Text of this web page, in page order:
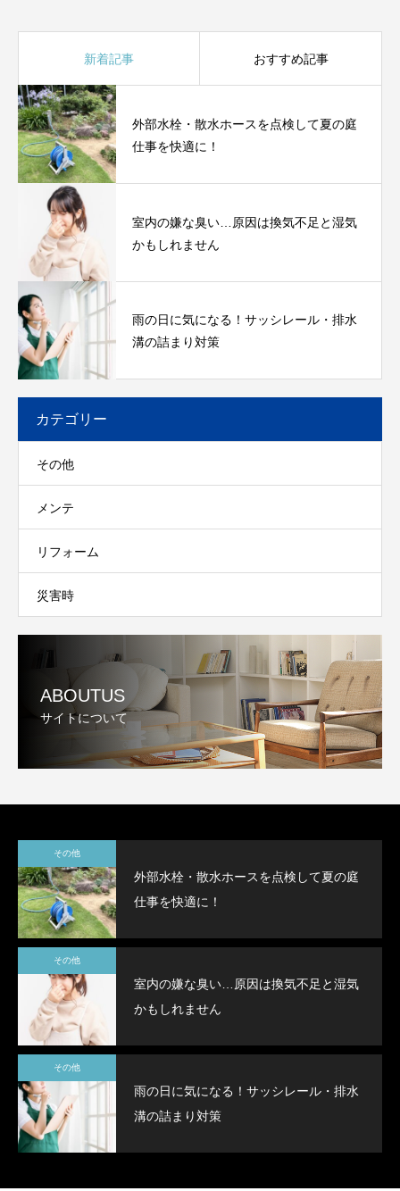
新着記事 おすすめ記事
外部水栓・散水ホースを点検して夏の庭
仕事を快適に！
室内の嫌な臭い…原因は換気不足と湿気
かもしれません
雨の日に気になる！サッシレール・排水
溝の詰まり対策
カテゴリー
その他
メンテ
リフォーム
災害時
ABOUTUS
サイトについて
その他
外部水栓・散水ホースを点検して夏の庭
仕事を快適に！
その他
室内の嫌な臭い…原因は換気不足と湿気
かもしれません
その他
雨の日に気になる！サッシレール・排水
溝の詰まり対策